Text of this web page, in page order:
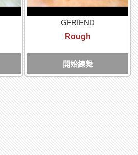
GFRIEND
Rough
開始練舞